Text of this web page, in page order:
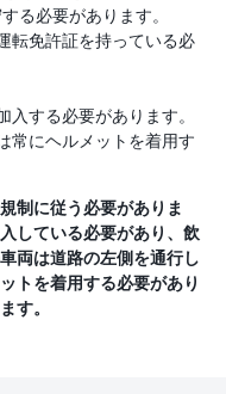
る必要があります。
転免許証を持っている必
する必要があります。
常にヘルメットを着用す
制に従う必要がありま
している必要があり、飲
両は道路の左側を通行し
トを着用する必要があり
す。